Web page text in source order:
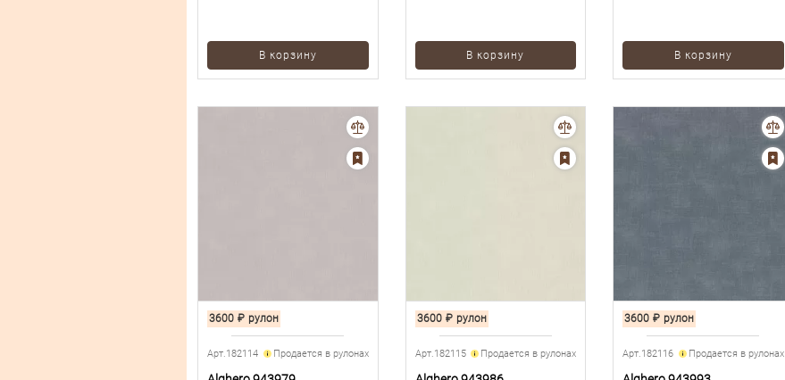
В корзину В корзину В корзину
3600 ₽ рулон
Арт.182114 Продается в рулонах
3600 ₽ рулон
Арт.182115 Продается в рулонах
3600 ₽ рулон
Арт.182116 Продается в рулонах